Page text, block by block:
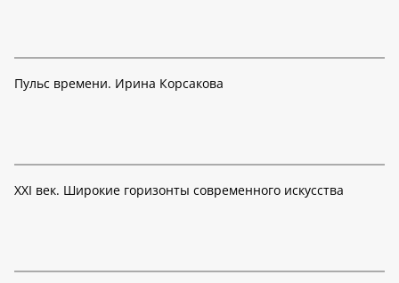
Пульс времени. Ирина Корсакова
XXI век. Широкие горизонты современного искусства